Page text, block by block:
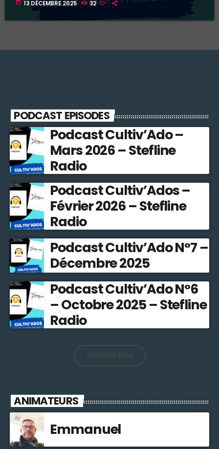
today 13 DÉCEMBRE 2025 32
PODCAST EPISODES
Podcast Cultiv’Ado –
Mars 2026 – Stefline
Radio
Podcast Cultiv’Ados –
Février 2026 – Stefline
Radio
Podcast Cultiv’Ado N°7 –
Décembre 2025
Podcast Cultiv’Ado N°6
– Octobre 2025 – Stefline
Radio
AFFICHER PLUS
ANIMATEURS
Emmanuel